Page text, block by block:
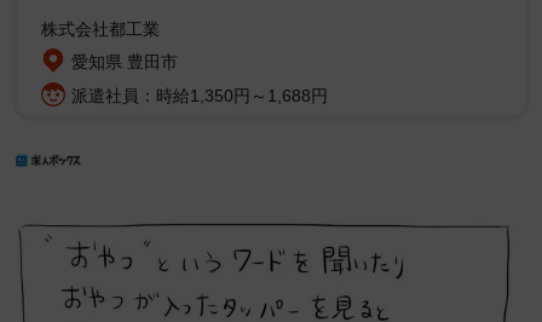
株式会社都工業
愛知県 豊田市
派遣社員：時給1,350円～1,688円